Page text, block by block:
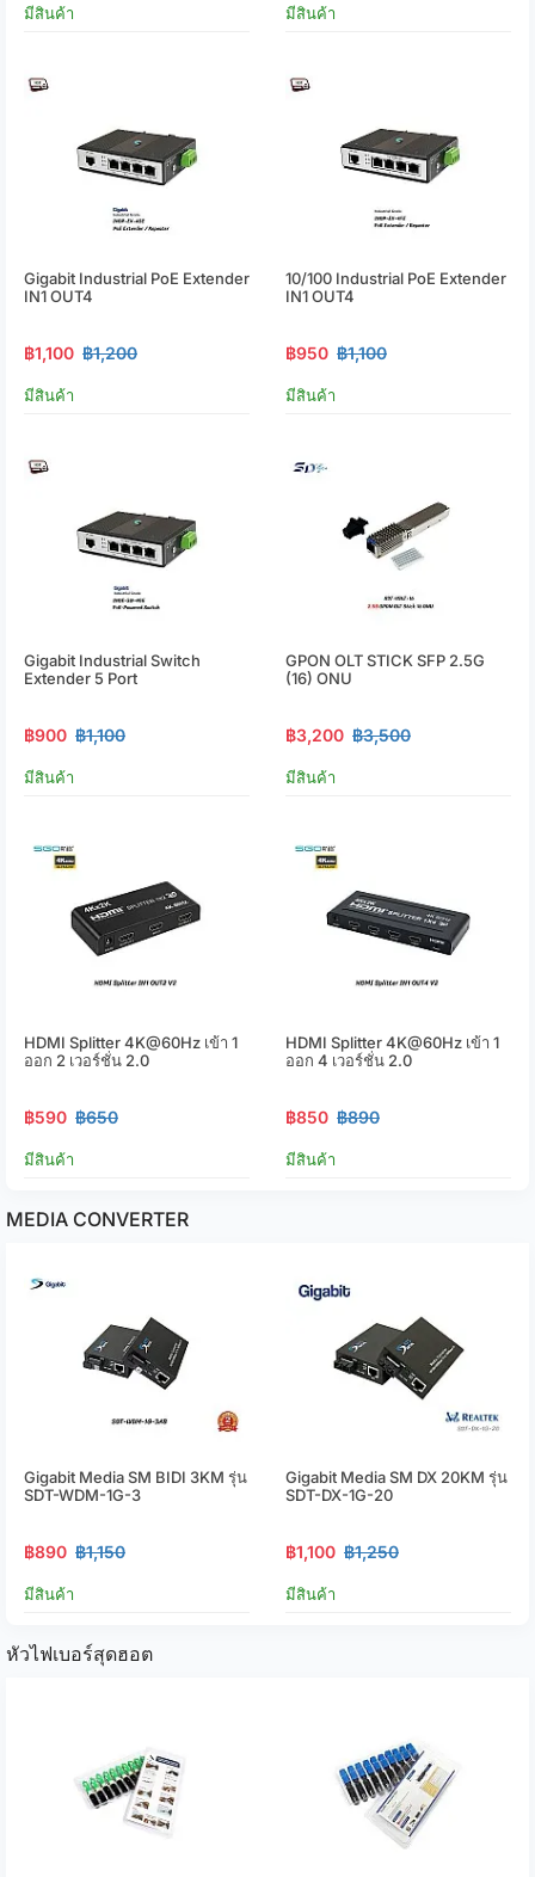
มีสินค้า มีสินค้า
Gigabit Industrial PoE Extender
IN1 OUT4
฿1,100 ฿1,200
มีสินค้า
10/100 Industrial PoE Extender
IN1 OUT4
฿950 ฿1,100
มีสินค้า
Gigabit Industrial Switch
Extender 5 Port
฿900 ฿1,100
มีสินค้า
GPON OLT STICK SFP 2.5G
(16) ONU
฿3,200 ฿3,500
มีสินค้า
HDMI Splitter 4K@60Hz เข้า 1
ออก 2 เวอร์ชั่น 2.0
฿590 ฿650
มีสินค้า
HDMI Splitter 4K@60Hz เข้า 1
ออก 4 เวอร์ชั่น 2.0
฿850 ฿890
มีสินค้า
MEDIA CONVERTER
Gigabit Media SM BIDI 3KM รุ่น
SDT-WDM-1G-3
฿890 ฿1,150
มีสินค้า
Gigabit Media SM DX 20KM รุ่น
SDT-DX-1G-20
฿1,100 ฿1,250
มีสินค้า
หัวไฟเบอร์สุดฮอต